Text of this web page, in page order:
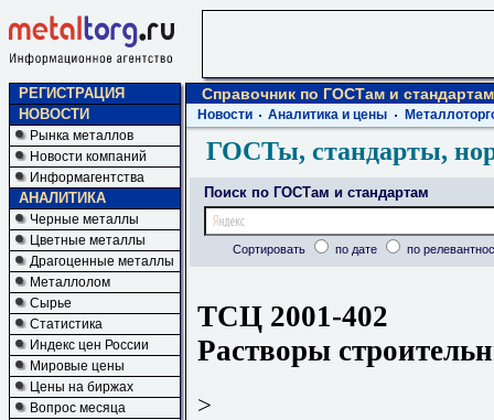
РЕГИСТРАЦИЯ
НОВОСТИ
Рынка металлов
Новости компаний
Информагентства
АНАЛИТИКА
Черные металлы
Цветные металлы
Драгоценные металлы
Металлолом
Сырье
Статистика
Индекс цен России
Мировые цены
Цены на биржах
Вопрос месяца
Справочник по ГОСТам и стандартам
Новости Аналитика и цены
ГОСТы, стандарты,
Поиск по ГОСТам и стандартам
Сортировать по дате по
ТСЦ 2001-402
Растворы
>